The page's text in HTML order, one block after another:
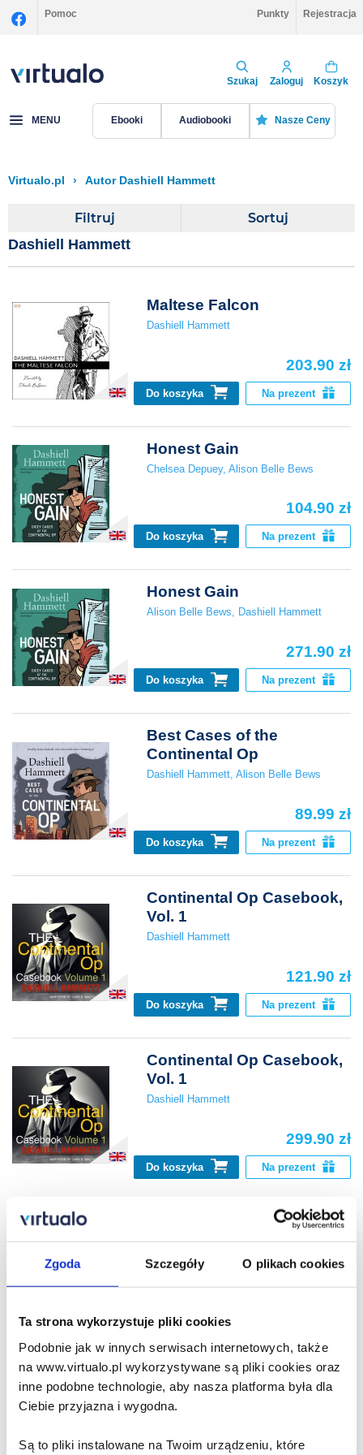
Zgoda Szczegóły O plikach cookies
Ta strona wykorzystuje pliki cookies
Podobnie jak w innych serwisach internetowych, także
na www.virtualo.pl wykorzystywane są pliki cookies oraz
inne podobne technologie, aby nasza platforma była dla
Ciebie przyjazna i wygodna.
Są to pliki instalowane na Twoim urządzeniu, które
Pomoc Punkty Rejestracja
Szukaj Zaloguj Koszyk
MENU Ebooki Audiobooki Nasze Ceny
Virtualo.pl › Autor Dashiell Hammett
Filtruj Sortuj
Dashiell Hammett
Maltese Falcon
Dashiell Hammett
203.90 zł
Do koszyka Na prezent
Honest Gain
Chelsea Depuey,Alison Belle Bews
104.90 zł
Do koszyka Na prezent
Honest Gain
Alison Belle Bews, Dashiell Hammett
271.90 zł
Do koszyka Na prezent
Best Cases of the
Continental Op
Dashiell Hammett,Alison Belle Bews
89.99 zł
Do koszyka Na prezent
Continental Op Casebook,
Vol. 1
Dashiell Hammett
121.90 zł
Do koszyka Na prezent
Continental Op Casebook,
Vol. 1
Dashiell Hammett
299.90 zł
Do koszyka Na prezent
Dashiell Hammett
Crooked Souls